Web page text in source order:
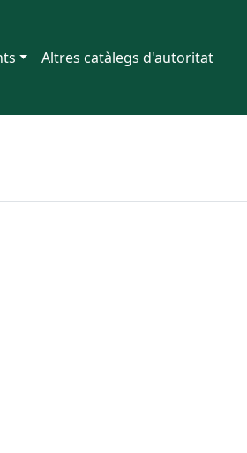
Altres catàlegs d'autoritat